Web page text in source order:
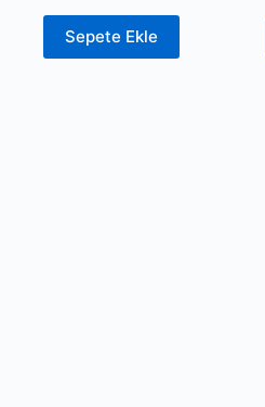
Sepete Ekle